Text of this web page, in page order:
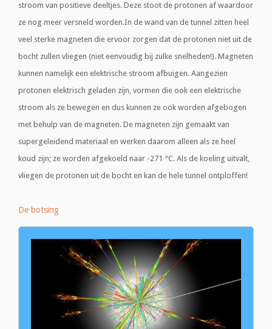
stroom van positieve deeltjes. Deze stoot de protonen af waardoor
ze nog meer versneld worden.In de wand van de tunnel zitten heel
veel sterke magneten die ervoor zorgen dat de protonen niet uit de
bocht zullen vliegen (niet eenvoudig bij zulke snelheden!). Magneten
kunnen namelijk een elektrische stroom afbuigen. Aangezien
protonen elektrisch geladen zijn, vormen die ook een elektrische
stroom als ze bewegen en dus kunnen ze ook worden afgebogen
met behulp van de magneten. De magneten zijn gemaakt van
supergeleidend materiaal en werken daarom alleen als ze heel
koud zijn; ze worden afgekoeld naar -271 °C. Als de koeling uitvalt,
vliegen de protonen uit de bocht en kan de hele tunnel ontploffen!
De botsing